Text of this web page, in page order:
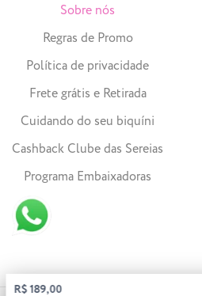
R$ 189,00
Sobre nós
Regras de Promo
Política de privacidade
Frete grátis e Retirada
Cuidando do seu biquíni
Cashback Clube das Sereias
Programa Embaixadoras